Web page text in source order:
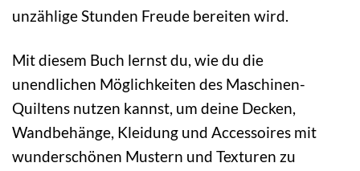
unzählige Stunden Freude bereiten wird.
Mit diesem Buch lernst du, wie du die
unendlichen Möglichkeiten des Maschinen-
Quiltens nutzen kannst, um deine Decken,
Wandbehänge, Kleidung und Accessoires mit
wunderschönen Mustern und Texturen zu